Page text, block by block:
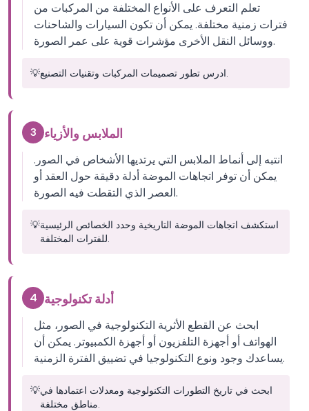
تعلم التعرف على الأنواع المختلفة من المركبات من
فترات زمنية مختلفة. يمكن أن تكون السيارات والشاحنات
ووسائل النقل الأخرى مؤشرات قوية على عمر الصورة.
💡 ادرس تطور تصميمات المركبات وتقنيات التصنيع.
3 الملابس والأزياء
انتبه إلى أنماط الملابس التي يرتديها الأشخاص في الصور.
يمكن أن توفر اتجاهات الموضة أدلة دقيقة حول العقد أو
العصر الذي التقطت فيه الصورة.
💡استكشف اتجاهات الموضة التاريخية وحدد الخصائص الرئيسية
للفترات المختلفة.
4 أدلة تكنولوجية
ابحث عن القطع الأثرية التكنولوجية في الصور، مثل
الهواتف أو أجهزة التلفزيون أو أجهزة الكمبيوتر. يمكن أن
يساعدك وجود ونوع التكنولوجيا في تضييق الفترة الزمنية.
💡ابحث في تاريخ التطورات التكنولوجية ومعدلات اعتمادها في
مناطق مختلفة.